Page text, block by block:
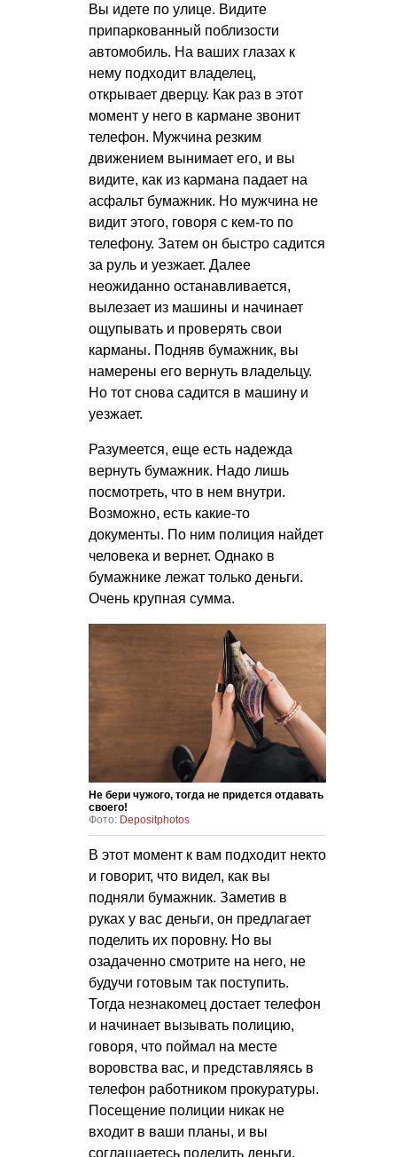
Вы идете по улице. Видите
припаркованный поблизости
автомобиль. На ваших глазах к
нему подходит владелец,
открывает дверцу. Как раз в этот
момент у него в кармане звонит
телефон. Мужчина резким
движением вынимает его, и вы
видите, как из кармана падает на
асфальт бумажник. Но мужчина не
видит этого, говоря с кем-то по
телефону. Затем он быстро садится
за руль и уезжает. Далее
неожиданно останавливается,
вылезает из машины и начинает
ощупывать и проверять свои
карманы. Подняв бумажник, вы
намерены его вернуть владельцу.
Но тот снова садится в машину и
уезжает.
Разумеется, еще есть надежда
вернуть бумажник. Надо лишь
посмотреть, что в нем внутри.
Возможно, есть какие-то
документы. По ним полиция найдет
человека и вернет. Однако в
бумажнике лежат только деньги.
Очень крупная сумма.
Не бери чужого, тогда не придется отдавать
своего!
Фото: Depositphotos
В этот момент к вам подходит некто
и говорит, что видел, как вы
подняли бумажник. Заметив в
руках у вас деньги, он предлагает
поделить их поровну. Но вы
озадаченно смотрите на него, не
будучи готовым так поступить.
Тогда незнакомец достает телефон
и начинает вызывать полицию,
говоря, что поймал на месте
воровства вас, и представляясь в
телефон работником прокуратуры.
Посещение полиции никак не
входит в ваши планы, и вы
соглашаетесь поделить деньги.